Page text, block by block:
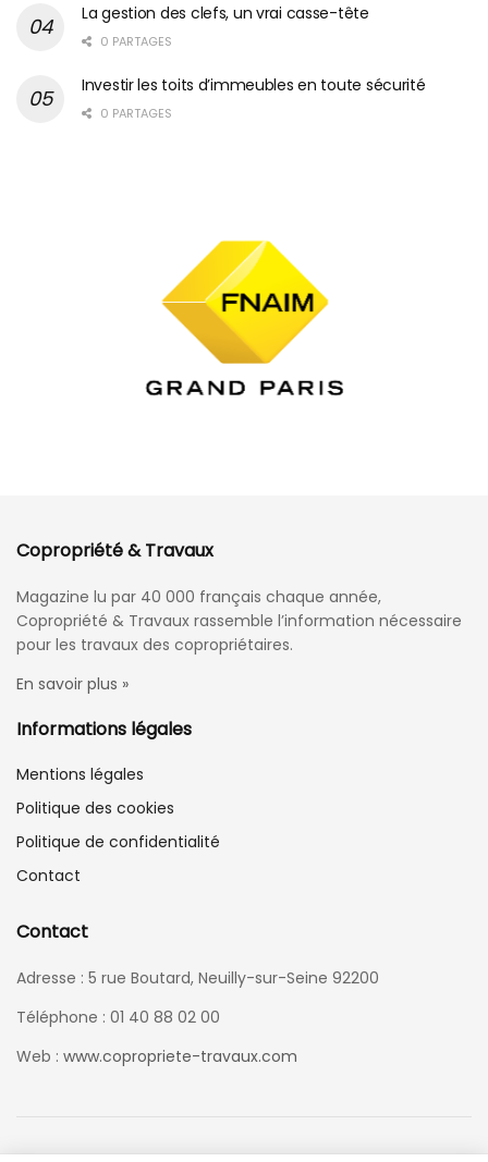
La gestion des clefs, un vrai casse-tête
0 PARTAGES
Investir les toits d’immeubles en toute sécurité
0 PARTAGES
Copropriété & Travaux
Magazine lu par 40 000 français chaque année,
Copropriété & Travaux rassemble l’information nécessaire
pour les travaux des copropriétaires.
En savoir plus »
Informations légales
Mentions légales
Politique des cookies
Politique de confidentialité
Contact
Contact
Adresse : 5 rue Boutard, Neuilly-sur-Seine 92200
Téléphone : 01 40 88 02 00
Web : www.copropriete-travaux.com